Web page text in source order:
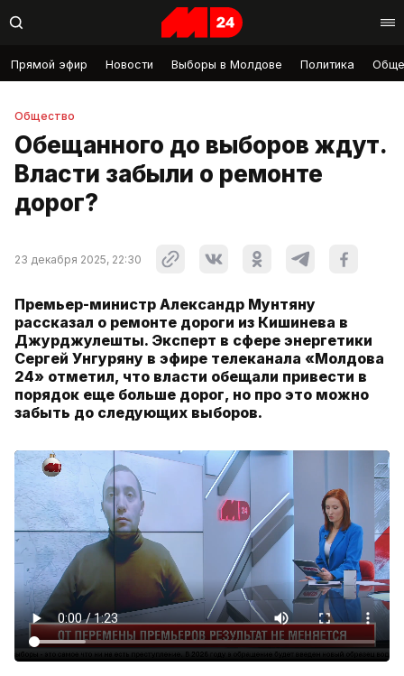
Прямой эфир Новости Выборы в Молдове Политика
Общество
Обещанного до выборов ждут.
Власти забыли о ремонте
дорог?
23 декабря 2025, 22:30
Премьер-министр Александр Мунтяну
рассказал о ремонте дороги из Кишинева в
Джурджулешты. Эксперт в сфере энергетики
Сергей Унгуряну в эфире телеканала «Молдова
24» отметил, что власти обещали привести в
порядок еще больше дорог, но про это можно
забыть до следующих выборов.